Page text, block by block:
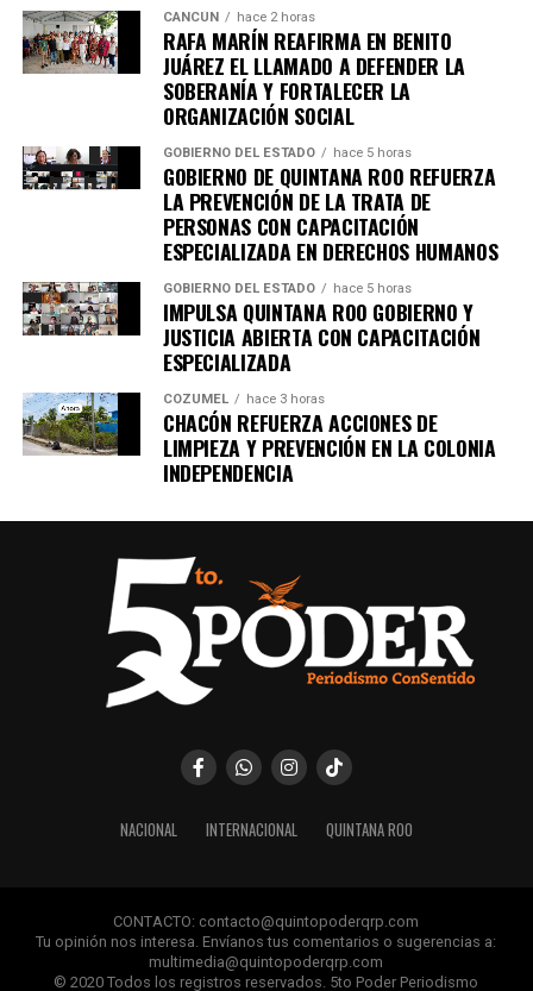
Recibe las noticias al instante
Únete al canal oficial de WhatsApp de
importantes de Quintana Roo directamente
en tu teléfono.
CANCÚN hace 2 horas
RAFA MARÍN REAFIRMA EN BENITO
JUÁREZ EL LLAMADO A DEFENDER LA
SOBERANÍA Y FORTALECER LA
ORGANIZACIÓN SOCIAL
GOBIERNO DEL ESTADO hace 5 horas
GOBIERNO DE QUINTANA ROO REFUERZA
LA PREVENCIÓN DE LA TRATA DE
PERSONAS CON CAPACITACIÓN
ESPECIALIZADA EN DERECHOS HUMANOS
GOBIERNO DEL ESTADO hace 5 horas
IMPULSA QUINTANA ROO GOBIERNO Y
JUSTICIA ABIERTA CON CAPACITACIÓN
ESPECIALIZADA
COZUMEL hace 3 horas
CHACÓN REFUERZA ACCIONES DE
LIMPIEZA Y PREVENCIÓN EN LA COLONIA
INDEPENDENCIA
NACIONAL INTERNACIONAL QUINTANA ROO
CONTACTO: contacto@quintopoderqrp.com
Tu opinión nos interesa. Envíanos tus comentarios o sugerencias a:
multimedia@quintopoderqrp.com
© 2020 Todos los registros reservados. 5to Poder Periodismo